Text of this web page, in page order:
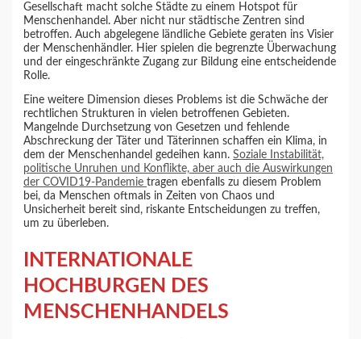
Gesellschaft macht solche Städte zu einem Hotspot für
Menschenhandel. Aber nicht nur städtische Zentren sind
betroffen. Auch abgelegene ländliche Gebiete geraten ins Visier
der Menschenhändler. Hier spielen die begrenzte Überwachung
und der eingeschränkte Zugang zur Bildung eine entscheidende
Rolle.
Eine weitere Dimension dieses Problems ist die Schwäche der
rechtlichen Strukturen in vielen betroffenen Gebieten.
Mangelnde Durchsetzung von Gesetzen und fehlende
Abschreckung der Täter und Täterinnen schaffen ein Klima, in
dem der Menschenhandel gedeihen kann.Soziale Instabilität,
politische Unruhen und Konflikte, aber auch die Auswirkungen
der COVID19-Pandemietragen ebenfalls zu diesem Problem
bei, da Menschen oftmals in Zeiten von Chaos und
Unsicherheit bereit sind, riskante Entscheidungen zu treffen,
um zu überleben.
INTERNATIONALE
HOCHBURGEN DES
MENSCHENHANDELS